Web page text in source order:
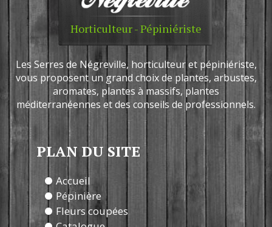
Horticulteur - Pépiniériste
Les Serres de Négreville, horticulteur et pépiniériste,
vous proposent un grand choix de plantes, arbustes,
aromates, plantes à massifs, plantes
méditerranéennes et des conseils de professionnels.
PLAN DU SITE
Accueil
Pépinière
Fleurs coupées